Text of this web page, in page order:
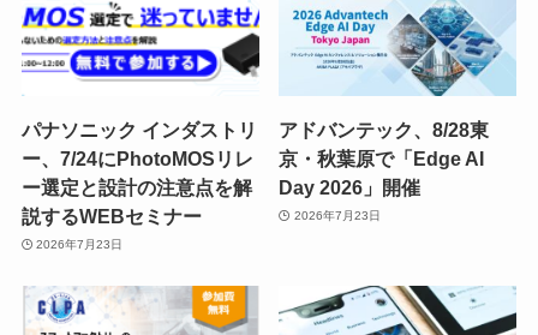
パナソニック インダストリ
ー、7/24にPhotoMOSリレ
ー選定と設計の注意点を解
説するWEBセミナー
2026年7月23日
アドバンテック、8/28東
京・秋葉原で「Edge AI
Day 2026」開催
2026年7月23日